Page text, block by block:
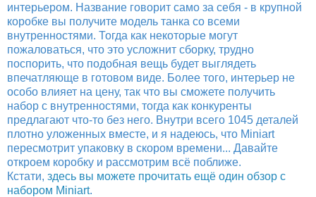
интерьером. Название говорит само за себя - в крупной
коробке вы получите модель танка со всеми
внутренностями. Тогда как некоторые могут
пожаловаться, что это усложнит сборку, трудно
поспорить, что подобная вещь будет выглядеть
впечатляюще в готовом виде. Более того, интерьер не
особо влияет на цену, так что вы сможете получить
набор с внутренностями, тогда как конкуренты
предлагают что-то без него. Внутри всего 1045 деталей
плотно уложенных вместе, и я надеюсь, что Miniart
пересмотрит упаковку в скором времени... Давайте
откроем коробку и рассмотрим всё поближе.
Кстати, здесь вы можете прочитать ещё один обзор с
набором Miniart.